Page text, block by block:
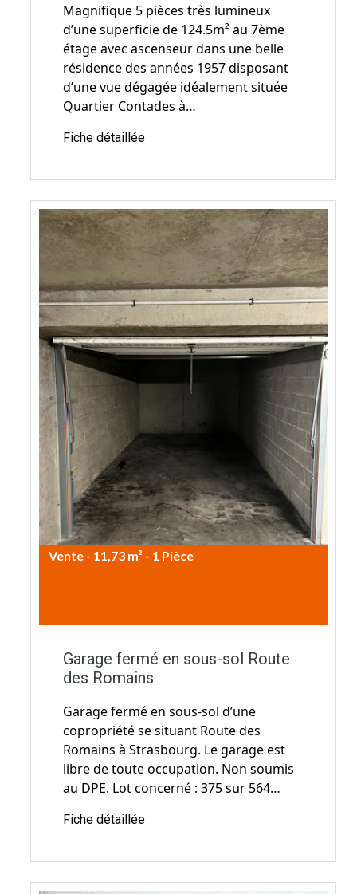
Magnifique 5 pièces très lumineux
d’une superficie de 124.5m² au 7ème
étage avec ascenseur dans une belle
résidence des années 1957 disposant
d’une vue dégagée idéalement située
Quartier Contades à…
Fiche détaillée
Vente - 11,73 m² - 1 Pièce
23.000€ HAI
Garage fermé en sous-sol Route
des Romains
Garage fermé en sous-sol d’une
copropriété se situant Route des
Fiche détaillée